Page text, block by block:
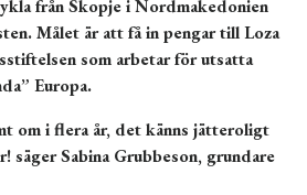
från Skopje i Nordmakedonien
Målet är att få in pengar till Loza
som arbetar för utsatta
Europa.
om i flera år, det känns jätteroligt
säger Sabina Grubbeson, grundare